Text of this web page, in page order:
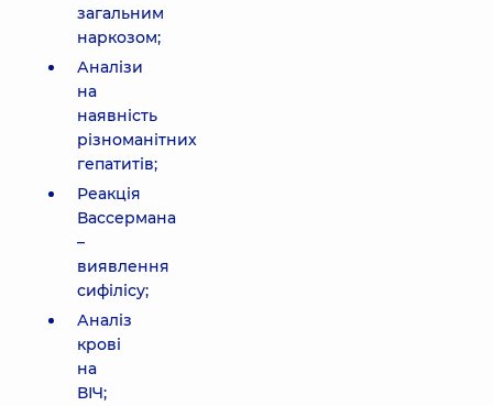
загальним
наркозом;
Аналізи
на
наявність
різноманітних
гепатитів;
Реакція
Вассермана
–
виявлення
сифілісу;
Аналіз
крові
на
ВІЧ;